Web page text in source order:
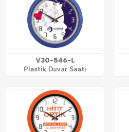
V30-546-L
Plastik Duvar Saati